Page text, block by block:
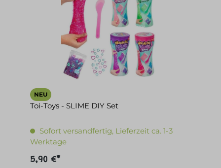
NEU
Toi-Toys - SLIME DIY Set
Sofort versandfertig, Lieferzeit ca. 1-3
Werktage
5,90 €*